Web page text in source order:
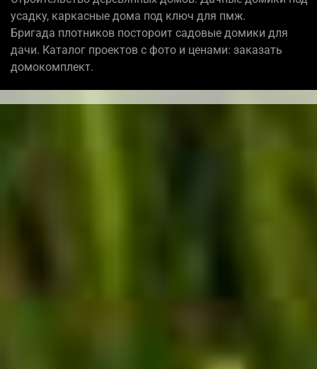
усадку, каркасные дома под ключ для пмж.
Бригада плотников постороит садовые домики для
дачи. Каталог проектов с фото и ценами: заказать
домокомплект.